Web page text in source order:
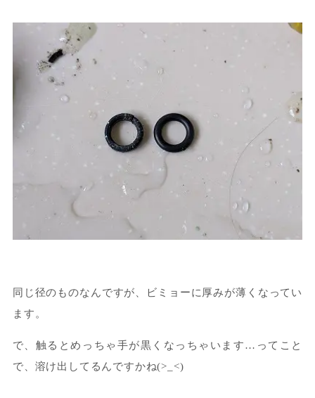
同じ径のものなんですが、ビミョーに厚みが薄くなってい
ます。
で、触るとめっちゃ手が黒くなっちゃいます…ってこと
で、溶け出してるんですかね(>_<)